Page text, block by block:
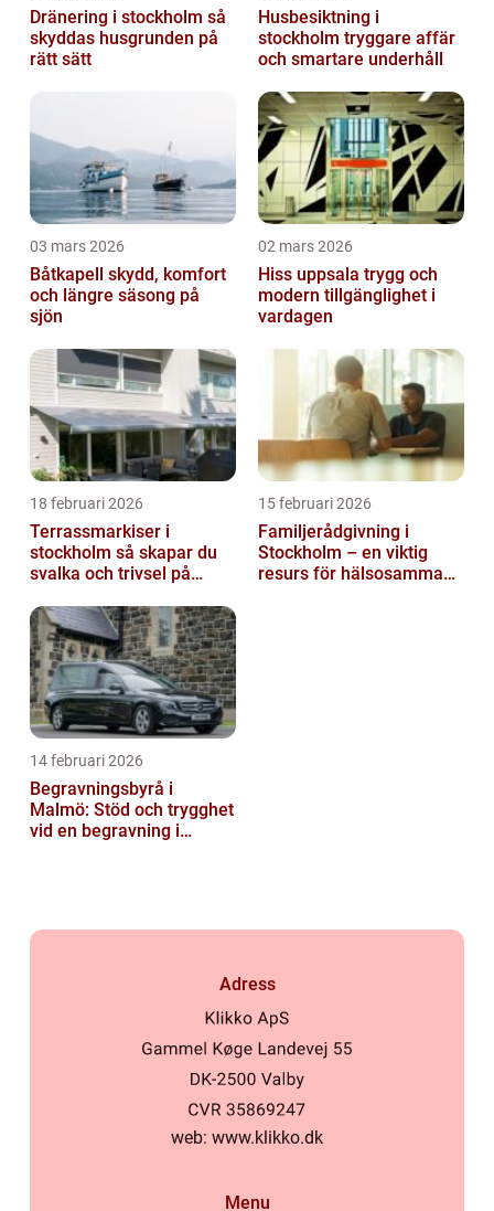
Dränering i stockholm så
skyddas husgrunden på
rätt sätt
Husbesiktning i
stockholm tryggare affär
och smartare underhåll
03 mars 2026
Båtkapell skydd, komfort
och längre säsong på
sjön
02 mars 2026
Hiss uppsala trygg och
modern tillgänglighet i
vardagen
18 februari 2026
Terrassmarkiser i
stockholm så skapar du
svalka och trivsel på
15 februari 2026
Familjerådgivning i
Stockholm – en viktig
resurs för hälsosamma
14 februari 2026
Begravningsbyrå i
Malmö: Stöd och trygghet
vid en begravning i
Adress
web: www.klikko.dk
Menu